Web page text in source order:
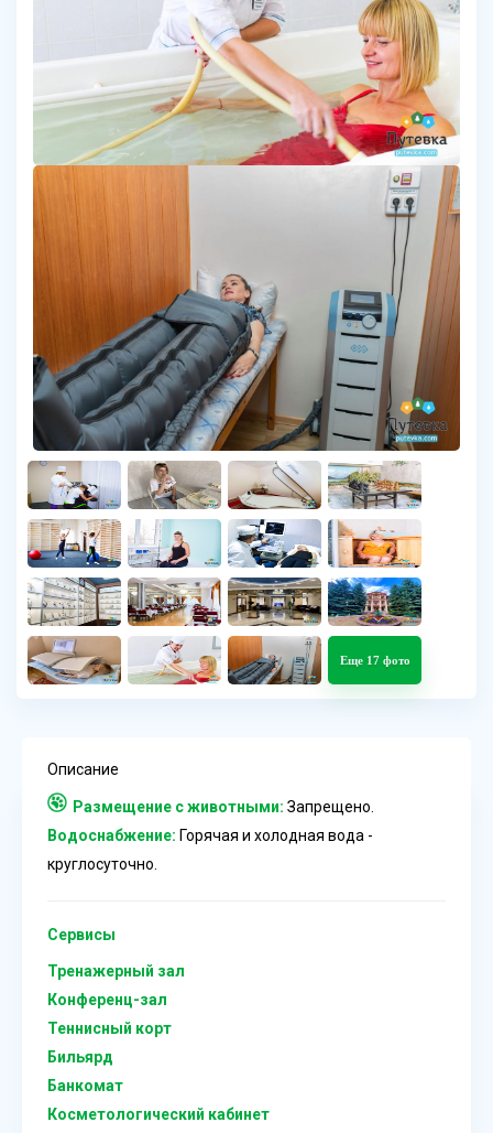
Еще 17 фото
Описание
Размещение с животными: Запрещено.
Водоснабжение: Горячая и холодная вода -
круглосуточно.
Сервисы
Тренажерный зал
Конференц-зал
Теннисный корт
Бильярд
Банкомат
Косметологический кабинет